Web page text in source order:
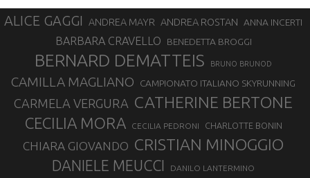
ALICE GAGGI ANDREA MAYR ANDREA ROSTAN ANNA INCERTI
BARBARA CRAVELLO BENEDETTA BROGGI
BERNARD DEMATTEIS BRUNO BRUNOD
CAMILLA MAGLIANO CAMPIONATO ITALIANO SKYRUNNING
CARMELA VERGURA CATHERINE BERTONE
CECILIA MORA CECILIA PEDRONI CHARLOTTE BONIN
CHIARA GIOVANDO CRISTIAN MINOGGIO
DANIELE MEUCCI DANILO LANTERMINO